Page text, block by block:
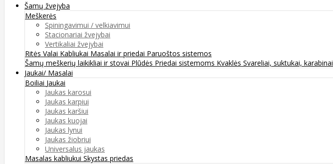
Šamų žvejyba
Meškerės
Spiningavimui / velkiavimui
Stacionariai žvejybai
Vertikaliai žvejybai
Ritės Valai Kabliukai Masalai ir priedai Paruoštos sistemos
Šamų meškerių laikikliai ir stovai Plūdės Priedai sistemoms Kvaklės Svareliai, suktukai, karabinai
Jaukai/ Masalai
Boiliai Jaukai
Jaukas karosui
Jaukas karpiui
Jaukas karšiui
Jaukas kuojai
Jaukas lynui
Jaukas žiobriui
Universalus jaukas
Masalas kabliukui Skystas priedas